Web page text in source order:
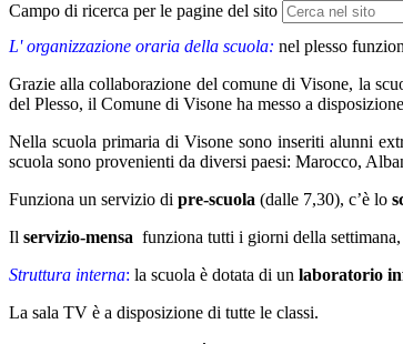
Campo di ricerca per le pagine del sito
L' organizzazione oraria della scuola: nel plesso
Grazie alla collaborazione del comune di Visone, la
del Plesso, il Comune di Visone ha messo a
Nella scuola primaria di Visone sono inseriti alunni
scuola sono provenienti da diversi paesi: Marocco,
Funziona un servizio di pre-scuola (dalle 7,30), c’è lo
Il servizio-mensa funziona tutti i giorni della
Struttura interna: la scuola è dotata di un laboratorio
La sala TV è a disposizione di tutte le classi.